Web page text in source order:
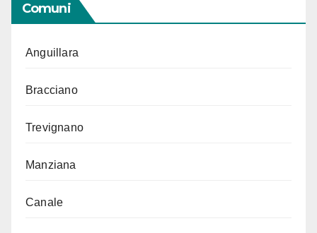
Comuni
Anguillara
Bracciano
Trevignano
Manziana
Canale